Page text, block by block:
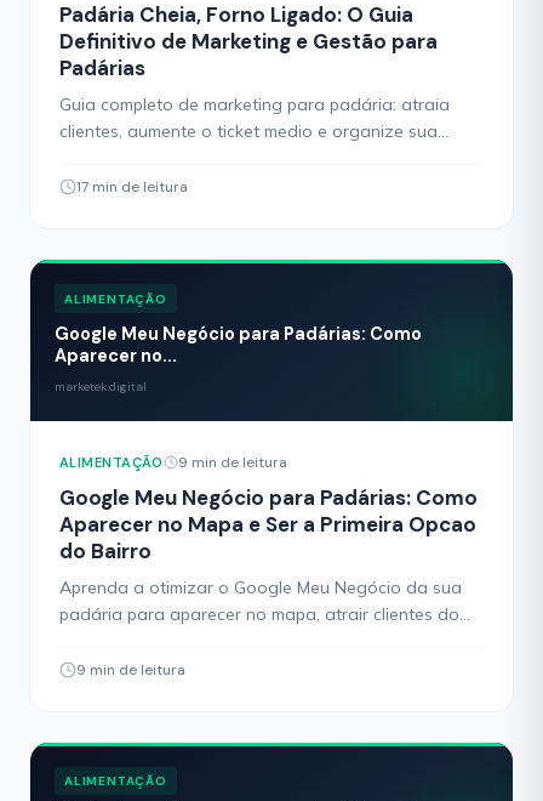
Padária Cheia, Forno Ligado: O Guia
Definitivo de Marketing e Gestão para
Padárias
Guia completo de marketing para padária: atraia
clientes, aumente o ticket medio e organize sua
17 min de leitura
ALIMENTAÇÃO
Google Meu Negócio para Padárias: Como
Aparecer no...
marketek.digital
ALIMENTAÇÃO 9 min de leitura
Google Meu Negócio para Padárias: Como
Aparecer no Mapa e Ser a Primeira Opcao
do Bairro
Aprenda a otimizar o Google Meu Negócio da sua
padária para aparecer no mapa, atrair clientes do
passo a passo.
9 min de leitura
ALIMENTAÇÃO